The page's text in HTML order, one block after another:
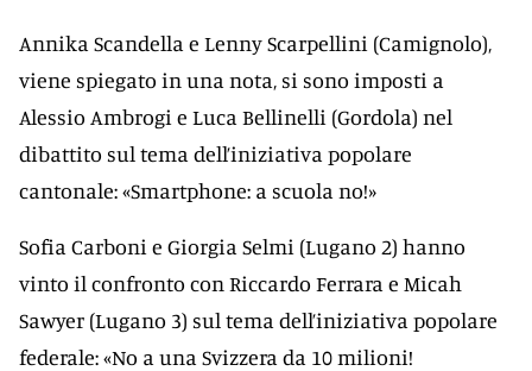
Annika Scandella e Lenny Scarpellini (Camignolo),
viene spiegato in una nota, si sono imposti a
Alessio Ambrogi e Luca Bellinelli (Gordola) nel
dibattito sul tema dell’iniziativa popolare
cantonale: «Smartphone: a scuola no!»
Sofia Carboni e Giorgia Selmi (Lugano 2) hanno
vinto il confronto con Riccardo Ferrara e Micah
Sawyer (Lugano 3) sul tema dell’iniziativa popolare
federale: «No a una Svizzera da 10 milioni!